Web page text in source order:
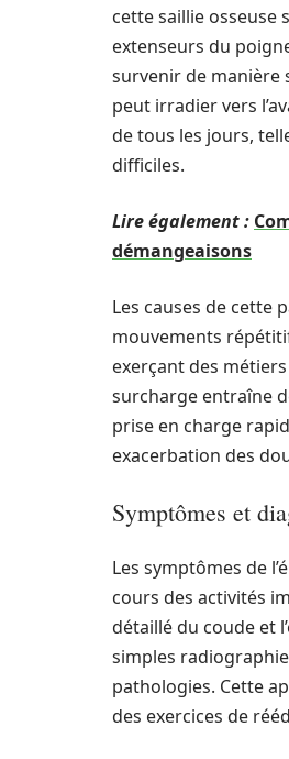
cette saillie osseuse
extenseurs du
survenir de manière
peut irradier vers
de tous les jours,
difficiles.
Lire également :
démangeaisons
Les causes de cette
mouvements
exerçant des
surcharge entraîne
prise en charge
exacerbation des
Symptômes et
Les symptômes de
cours des activités
détaillé du coude et
simples
pathologies. Cette
des exercices de